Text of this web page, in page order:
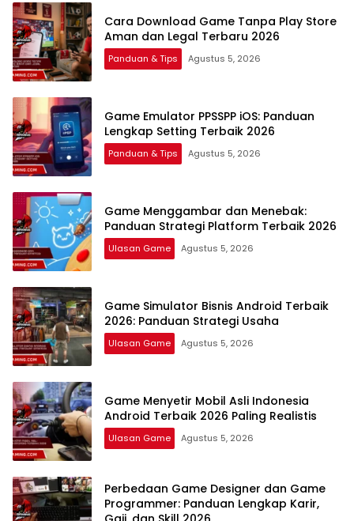
2026
Cara Download Game Tanpa Play Store
Aman dan Legal Terbaru 2026
Panduan & Tips Agustus 5, 2026
Game Emulator PPSSPP iOS: Panduan
Lengkap Setting Terbaik 2026
Panduan & Tips Agustus 5, 2026
Game Menggambar dan Menebak:
Panduan Strategi Platform Terbaik 2026
Ulasan Game Agustus 5, 2026
Game Simulator Bisnis Android Terbaik
2026: Panduan Strategi Usaha
Ulasan Game Agustus 5, 2026
Game Menyetir Mobil Asli Indonesia
Android Terbaik 2026 Paling Realistis
Ulasan Game Agustus 5, 2026
Perbedaan Game Designer dan Game
Programmer: Panduan Lengkap Karir,